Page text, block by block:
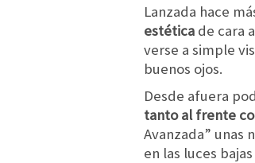
Lanzada hace
estética de cara
verse a simple
buenos ojos.
Desde afuera
tanto al frente
Avanzada” unas
en las luces